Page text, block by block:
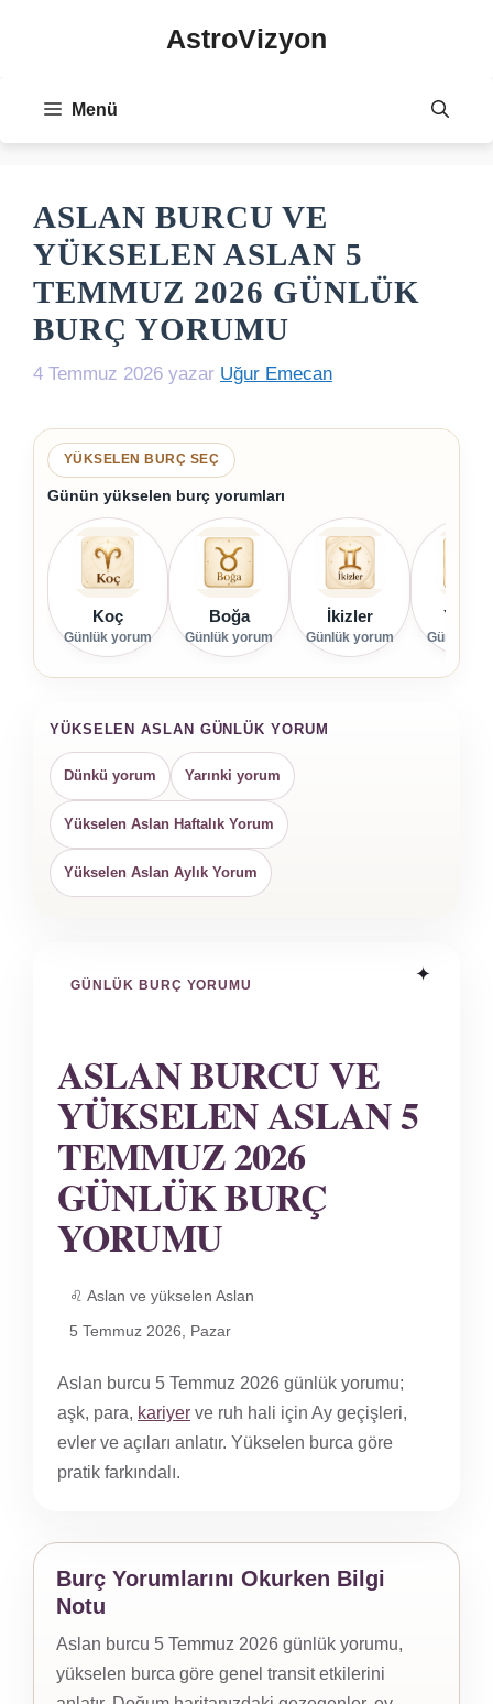
AstroVizyon
Menü
ASLAN BURCU VE
YÜKSELEN ASLAN 5
TEMMUZ 2026 GÜNLÜK
BURÇ YORUMU
4 Temmuz 2026 yazar Uğur Emecan
YÜKSELEN BURÇ SEÇ
Günün yükselen burç yorumları
Koç
Günlük yorum
Boğa
Günlük yorum
İkizler
Günlük yorum Günlük
YÜKSELEN ASLAN GÜNLÜK YORUM
Dünkü yorum Yarınki yorum
Yükselen Aslan Haftalık Yorum
Yükselen Aslan Aylık Yorum
GÜNLÜK BURÇ YORUMU
ASLAN BURCU VE
YÜKSELEN ASLAN 5
TEMMUZ 2026
GÜNLÜK BURÇ
YORUMU
♌ Aslan ve yükselen Aslan
5 Temmuz 2026, Pazar
Aslan burcu 5 Temmuz 2026 günlük yorumu;
aşk, para, kariyer ve ruh hali için Ay geçişleri,
evler ve açıları anlatır. Yükselen burca göre
pratik farkındalı.
Burç Yorumlarını Okurken Bilgi
Notu
Aslan burcu 5 Temmuz 2026 günlük yorumu,
yükselen burca göre genel transit etkilerini